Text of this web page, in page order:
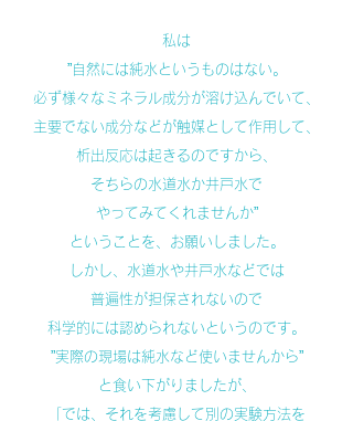
私は
”自然には純水というものはない。
必ず様々なミネラル成分が溶け込んでいて、
主要でない成分などが触媒として作用して、
析出反応は起きるのですから、
そちらの水道水か井戸水で
やってみてくれませんか”
ということを、お願いしました。
しかし、水道水や井戸水などでは
普遍性が担保されないので
科学的には認められないというのです。
”実際の現場は純水など使いませんから”
と食い下がりましたが、
「では、それを考慮して別の実験方法を